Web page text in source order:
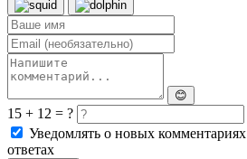
😊
15 + 12 = ?
Уведомлять о новых комментариях
ответах